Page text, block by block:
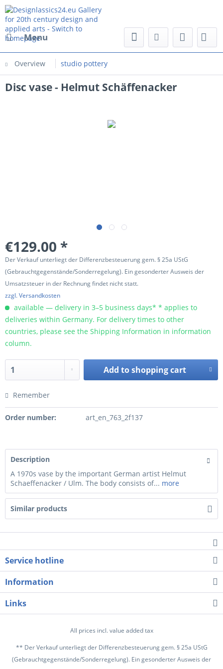
Menu
Overview studio pottery
Disc vase - Helmut Schäffenacker
€129.00 *
Der Verkauf unterliegt der Differenzbesteuerung gem. § 25a UStG
(Gebrauchtgegenstände/Sonderregelung). Ein gesonderter Ausweis der
Umsatzsteuer in der Rechnung findet nicht statt.
zzgl. Versandkosten
available — delivery in 3–5 business days* * applies to
deliveries within Germany. For delivery times to other
countries, please see the Shipping Information in information
column.
Add toshopping cart
Remember
Order number: art_en_763_2f137
Description
A 1970s vase by the important German artist Helmut
Schaeffenacker / Ulm. The body consists of... more
Similar products
Service hotline
Information
Links
All prices incl. value added tax
** Der Verkauf unterliegt der Differenzbesteuerung gem. § 25a UStG
(Gebrauchtgegenstände/Sonderregelung). Ein gesonderter Ausweis der